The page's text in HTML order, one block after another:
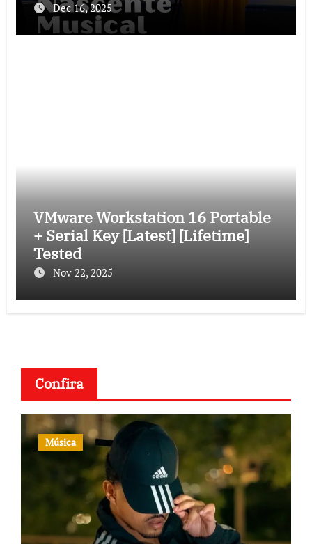
Dec 16, 2025
VMware Workstation 16 Portable
+ Serial Key [Latest] [Lifetime]
Tested
Nov 22, 2025
Confira
Música